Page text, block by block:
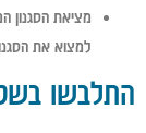
מציאת הסגנון
למצוא את
התלבשו